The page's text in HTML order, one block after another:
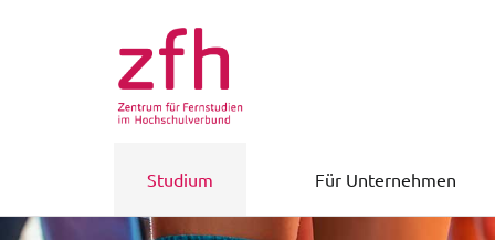
Studium Für Unternehmen